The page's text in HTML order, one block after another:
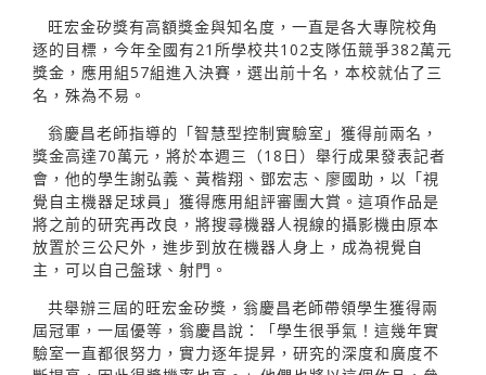
旺宏金矽獎有高額獎金與知名度，一直是各大專院校角
逐的目標，今年全國有21所學校共102支隊伍競爭382萬元
獎金，應用組57組進入決賽，選出前十名，本校就佔了三
名，殊為不易。
翁慶昌老師指導的「智慧型控制實驗室」獲得前兩名，
獎金高達70萬元，將於本週三（18日）舉行成果發表記者
會，他的學生謝弘義、黃楷翔、鄧宏志、廖國助，以「視
覺自主機器足球員」獲得應用組評審團大賞。這項作品是
將之前的研究再改良，將搜尋機器人視線的攝影機由原本
放置於三公尺外，進步到放在機器人身上，成為視覺自
主，可以自己盤球、射門。
共舉辦三屆的旺宏金矽獎，翁慶昌老師帶領學生獲得兩
屆冠軍，一屆優等，翁慶昌說：「學生很爭氣！這幾年實
驗室一直都很努力，實力逐年提昇，研究的深度和廣度不